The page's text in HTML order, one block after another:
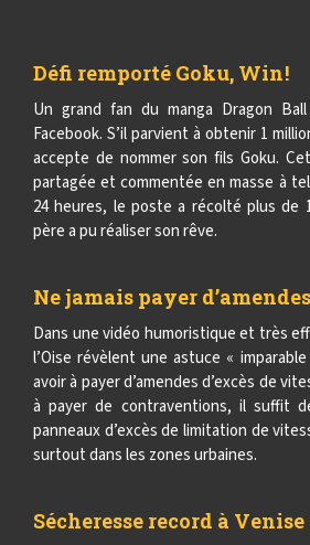
Défi remporté Goku, Win !
Un grand fan du manga Dragon
Facebook. S’il parvient à obtenir 1
accepte de nommer son fils Goku.
partagée et commentée en masse à
24 heures, le poste a récolté plus de
père a pu réaliser son rêve.
Ne jamais payer d’amendes
Dans une vidéo humoristique et très
l’Oise révèlent une astuce «
avoir à payer d’amendes d’excès de
à payer de contraventions, il suffit
panneaux d’excès de limitation de
surtout dans les zones urbaines.
Sécheresse record à Venise